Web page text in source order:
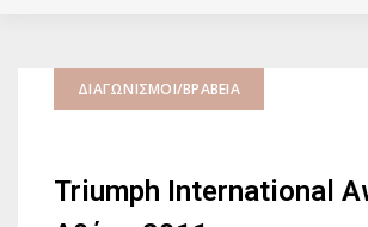
ΔΙΑΓΩΝΙΣΜΟΊ/ΒΡΑΒΕΊΑ
Triumph International